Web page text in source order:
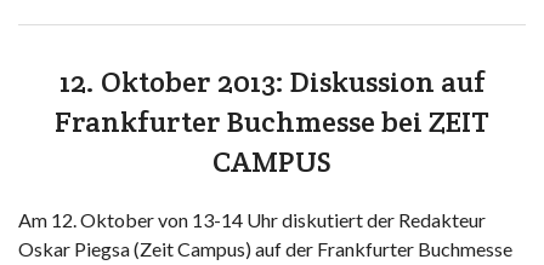
12. Oktober 2013: Diskussion auf
Frankfurter Buchmesse bei ZEIT
CAMPUS
Am 12. Oktober von 13-14 Uhr diskutiert der Redakteur
Oskar Piegsa (Zeit Campus) auf der Frankfurter Buchmesse